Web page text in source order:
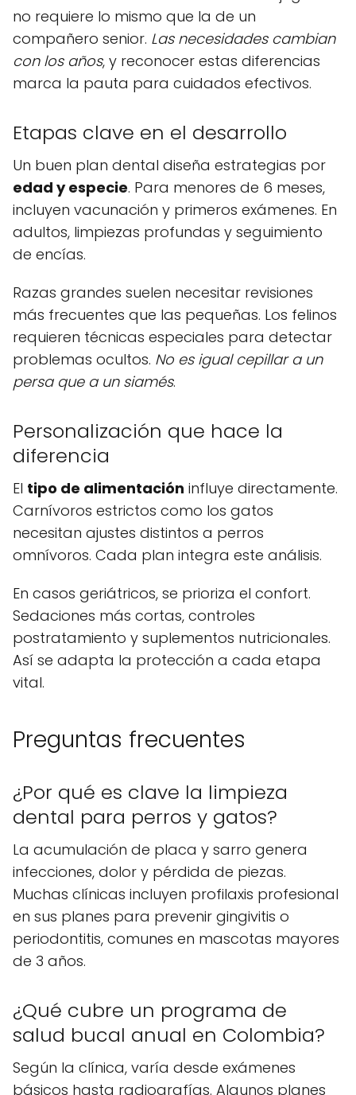
no requiere lo mismo que la de un
compañero senior. Las necesidades cambian
con los años, y reconocer estas diferencias
marca la pauta para cuidados efectivos.
Etapas clave en el desarrollo
Un buen plan dental diseña estrategias por
edad y especie. Para menores de 6 meses,
incluyen vacunación y primeros exámenes. En
adultos, limpiezas profundas y seguimiento
de encías.
Razas grandes suelen necesitar revisiones
más frecuentes que las pequeñas. Los felinos
requieren técnicas especiales para detectar
problemas ocultos. No es igual cepillar a un
persa que a un siamés.
Personalización que hace la
diferencia
El tipo de alimentación influye directamente.
Carnívoros estrictos como los gatos
necesitan ajustes distintos a perros
omnívoros. Cada plan integra este análisis.
En casos geriátricos, se prioriza el confort.
Sedaciones más cortas, controles
postratamiento y suplementos nutricionales.
Así se adapta la protección a cada etapa
vital.
Preguntas frecuentes
¿Por qué es clave la limpieza
dental para perros y gatos?
La acumulación de placa y sarro genera
infecciones, dolor y pérdida de piezas.
Muchas clínicas incluyen profilaxis profesional
en sus planes para prevenir gingivitis o
periodontitis, comunes en mascotas mayores
de 3 años.
¿Qué cubre un programa de
salud bucal anual en Colombia?
Según la clínica, varía desde exámenes
básicos hasta radiografías. Algunos planes